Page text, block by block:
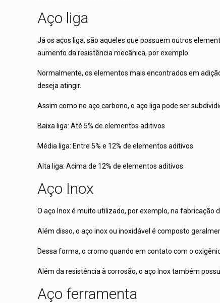
Aço liga
Já os aços liga, são aqueles que possuem outros
aumento da resistência mecânica, por exemplo.
Normalmente, os elementos mais encontrados em
deseja atingir.
Assim como no aço carbono, o aço liga pode ser
Baixa liga: Até 5% de elementos aditivos
Média liga: Entre 5% e 12% de elementos aditivos
Alta liga: Acima de 12% de elementos aditivos
Aço Inox
O aço Inox é muito utilizado, por exemplo, na fabricação
Além disso, o aço inox ou inoxidável é composto
Dessa forma, o cromo quando em contato com o
Além da resistência à corrosão, o aço Inox também
Aço ferramenta